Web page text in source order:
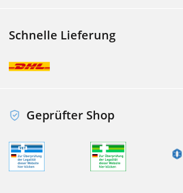
Schnelle Lieferung
Geprüfter Shop